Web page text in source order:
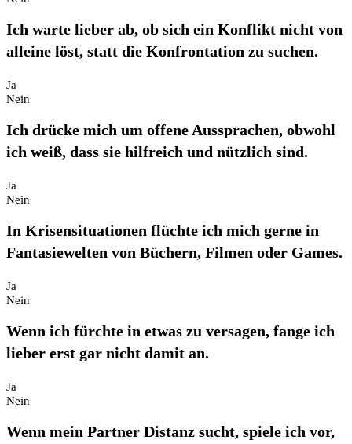
Ich warte lieber ab, ob sich ein Konflikt nicht von
alleine löst, statt die Konfrontation zu suchen.
Ja
Nein
Ich drücke mich um offene Aussprachen, obwohl
ich weiß, dass sie hilfreich und nützlich sind.
Ja
Nein
In Krisensituationen flüchte ich mich gerne in
Fantasiewelten von Büchern, Filmen oder Games.
Ja
Nein
Wenn ich fürchte in etwas zu versagen, fange ich
lieber erst gar nicht damit an.
Ja
Nein
Wenn mein Partner Distanz sucht, spiele ich vor,